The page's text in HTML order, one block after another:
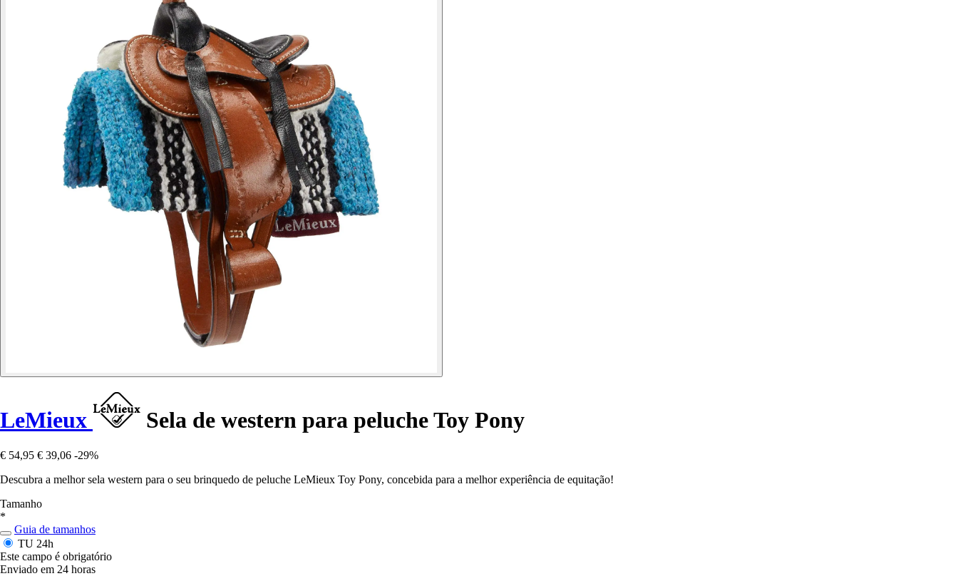
LeMieux Sela de western para peluche Toy Pony
€ 54,95 € 39,06 -29%
Descubra a melhor sela western para o seu brinquedo de peluche LeMieux Toy Pony, concebida para a melhor experiência de equitação!
Tamanho
*
Guia de tamanhos
TU 24h
Este campo é obrigatório
Enviado em 24 horas